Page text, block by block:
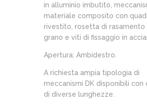
in alluminio imbutito,
materiale composito con
rivestito, rosetta di rasamento
grano e viti di fissaggio in
Apertura: Ambidestro.
A richiesta ampia tipologia di
meccanismi DK disponibili con
di diverse lunghezze.